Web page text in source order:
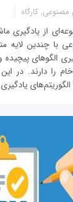
کارگاه
از یادگیری
با چندین لایه
الگوهای
را دارند. در